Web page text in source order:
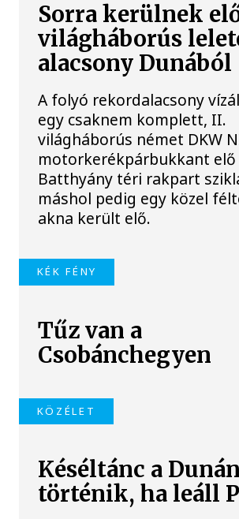
Sorra kerülnek
világháborús
alacsony Dunából
A folyó rekordalacsony
egy csaknem komplett, II.
világháborús német DKW
motorkerékpárbukkant elő
Batthyány téri rakpart
máshol pedig egy közel
akna került elő.
KÉK FÉNY
Tűz van a
Csobánchegyen
KÖZÉLET
Késéltánc a
történik, ha leáll